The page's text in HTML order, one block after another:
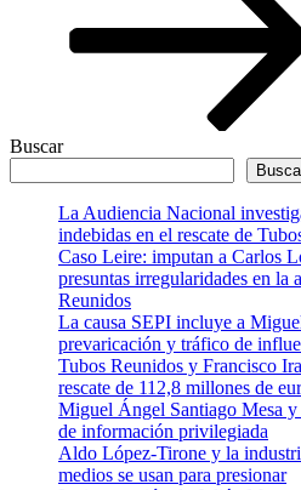
Buscar
La Audiencia Nacional
indebidas en el rescate de
Caso Leire: imputan a Carlos
presuntas irregularidades en la
Reunidos
La causa SEPI incluye a
prevaricación y tráfico de
Tubos Reunidos y Francisco
rescate de 112,8 millones de
Miguel Ángel Santiago Mesa
de información privilegiada
Aldo López-Tirone y la
medios se usan para presionar